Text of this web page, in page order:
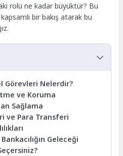
rolü ne kadar büyüktür? Bu
kapsamlı bir bakış atarak bu
Görevleri Nelerdir?
ve Koruma
Sağlama
ve Para Transferi
Geleceği